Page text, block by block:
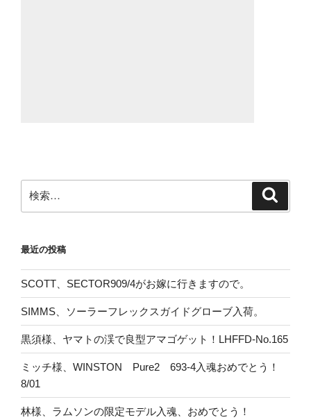
検
索:
最近の投稿
SCOTT、SECTOR909/4がお嫁に行きますので。
SIMMS、ソーラーフレックスガイドグローブ入荷。
黒須様、ヤマトの渓で良型アマゴゲット！LHFFD-No.165
ミッチ様、WINSTON Pure2 693-4入魂おめでとう！
8/01
林様、ラムソンの限定モデル入魂、おめでとう！